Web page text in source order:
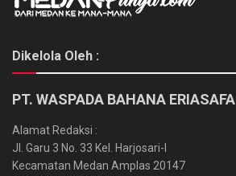
Dikelola Oleh :
PT. WASPADA BAHANA ERIASAFA
Alamat Redaksi :
Jl. Garu 3 No. 33 Kel. Harjosari-I
Kecamatan Medan Amplas 20147